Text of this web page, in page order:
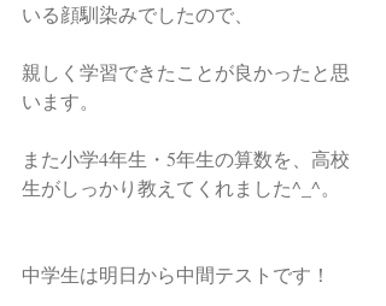
いる顔馴染みでしたので、
親しく学習できたことが良かったと思
います。
また小学4年生・5年生の算数を、高校
生がしっかり教えてくれました^_^。
中学生は明日から中間テストです！